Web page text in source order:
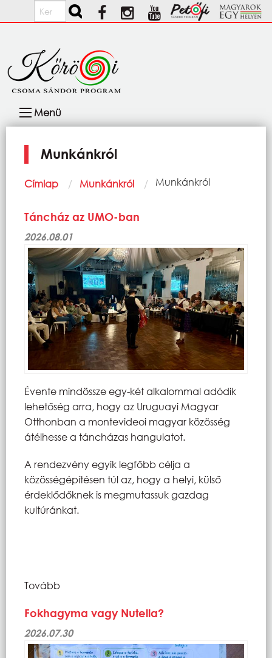
Ugrás a tartalomra
Keresés
navigáció
Menü
Munkánkról
Morzsa
Címlap Munkánkról Current:
Munkánkról
Táncház az UMO-ban
2026.08.01
Évente mindössze egy-két alkalommal adódik
lehetőség arra, hogy az Uruguayi Magyar
Otthonban a montevideoi magyar közösség
átélhesse a táncházas hangulatot.
A rendezvény egyik legfőbb célja a
közösségépítésen túl az, hogy a helyi, külső
érdeklődőknek is megmutassuk gazdag
kultúránkat.
Tovább
Fokhagyma vagy Nutella?
2026.07.30